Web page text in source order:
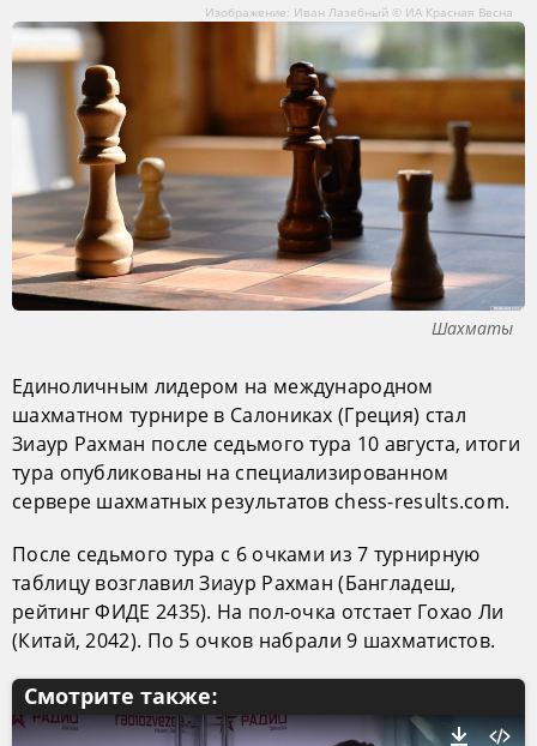
Изображение: Иван Лазебный © ИА Красная Весна
Шахматы
Единоличным лидером на международном
шахматном турнире в Салониках (Греция) стал
Зиаур Рахман после седьмого тура 10 августа, итоги
тура опубликованы на специализированном
сервере шахматных результатов chess-results.com.
После седьмого тура с 6 очками из 7 турнирную
таблицу возглавил Зиаур Рахман (Бангладеш,
рейтинг ФИДЕ 2435). На пол-очка отстает Гохао Ли
(Китай, 2042). По 5 очков набрали 9 шахматистов.
Смотрите также: